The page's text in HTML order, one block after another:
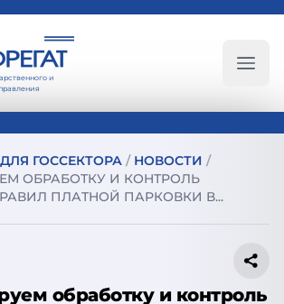
и
ГОССЕКТОРА / НОВОСТИ /
ОБРАБОТКУ И КОНТРОЛЬ
ПЛАТНОЙ ПАРКОВКИ В...
обработку и контроль